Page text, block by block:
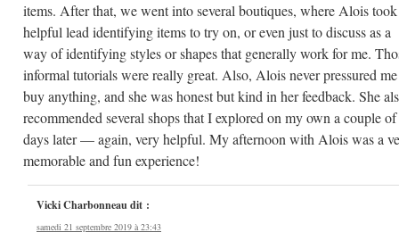
items. After that, we went into several boutiques, where Alois
helpful lead identifying items to try on, or even just to discuss as a
way of identifying styles or shapes that generally work for me.
informal tutorials were really great. Also, Alois never pressured
buy anything, and she was honest but kind in her feedback. She
recommended several shops that I explored on my own a couple of
days later — again, very helpful. My afternoon with Alois was a
memorable and fun experience!
Vicki Charbonneaudit :
samedi 21 septembre 2019 à 23:43